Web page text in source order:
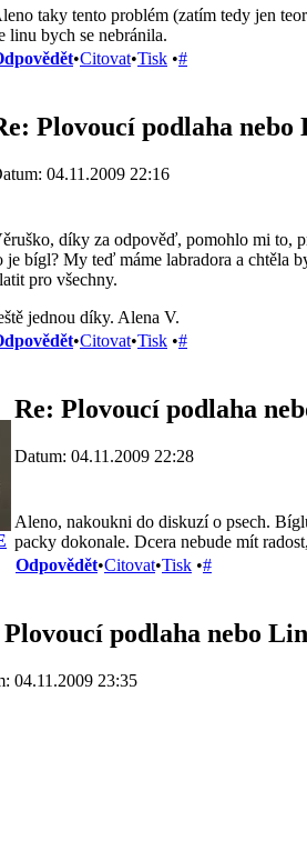
taky tento problém (zatím tedy jen
linu bych se nebránila.
•Citovat•Tisk •#
Plovoucí podlaha nebo
04.11.2009 22:16
díky za odpověď, pomohlo mi to,
je bígl? My teď máme labradora a chtěla
pro všechny.
jednou díky. Alena V.
•Citovat•Tisk •#
Re: Plovoucí podlaha
Datum: 04.11.2009 22:28
Aleno, nakoukni do diskuzí o psech.
packy dokonale. Dcera nebude mít
Odpovědět•Citovat•Tisk •#
podlaha nebo
04.11.2009 23:35